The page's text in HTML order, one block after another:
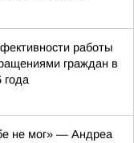
работы
граждан в
года
не мог» — Андреа